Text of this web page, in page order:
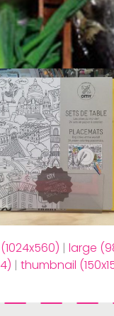
|large
|thumbnail